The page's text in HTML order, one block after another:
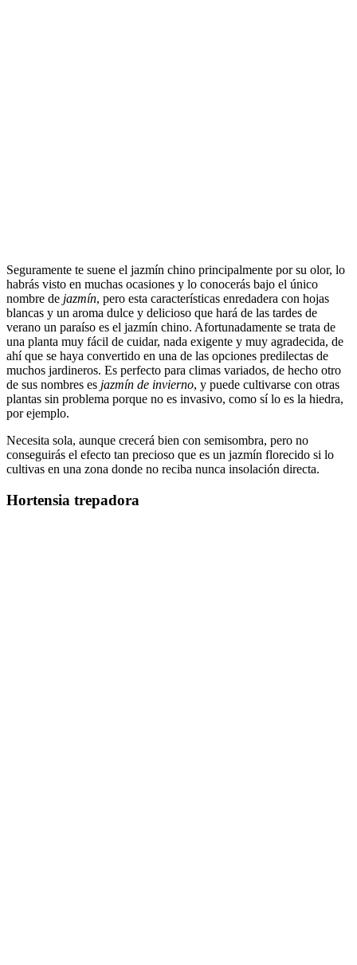
Seguramente te suene el jazmín chino principalmente por su olor, lo
habrás visto en muchas ocasiones y lo conocerás bajo el único
nombre de jazmín, pero esta características enredadera con hojas
blancas y un aroma dulce y delicioso que hará de las tardes de
verano un paraíso es el jazmín chino. Afortunadamente se trata de
una planta muy fácil de cuidar, nada exigente y muy agradecida, de
ahí que se haya convertido en una de las opciones predilectas de
muchos jardineros. Es perfecto para climas variados, de hecho otro
de sus nombres es jazmín de invierno, y puede cultivarse con otras
plantas sin problema porque no es invasivo, como sí lo es la hiedra,
por ejemplo.
Necesita sola, aunque crecerá bien con semisombra, pero no
conseguirás el efecto tan precioso que es un jazmín florecido si lo
cultivas en una zona donde no reciba nunca insolación directa.
Hortensia trepadora